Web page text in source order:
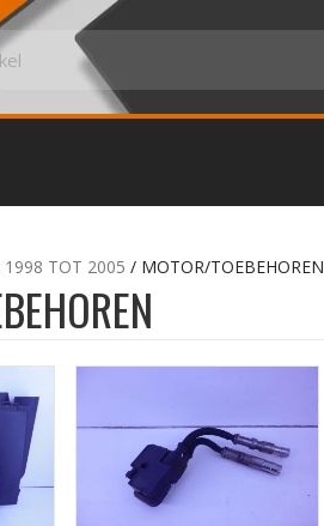
1998 TOT 2005 / MOTOR/TOEBEHOREN